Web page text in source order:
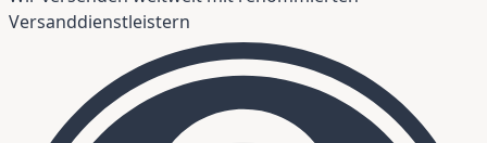
Versanddienstleistern